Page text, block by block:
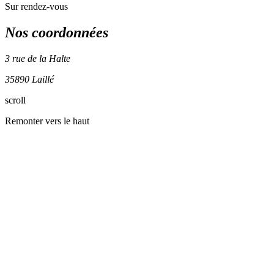
Sur rendez-vous
Nos coordonnées
3 rue de la Halte
35890 Laillé
scroll
Remonter vers le haut